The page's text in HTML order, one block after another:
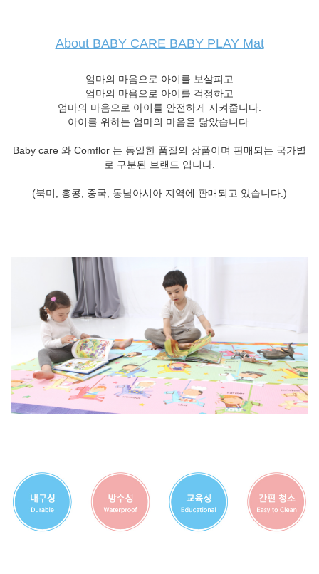
About BABY CARE BABY PLAY Mat
엄마의 마음으로 아이를 보살피고
엄마의 마음으로 아이를 걱정하고
엄마의 마음으로 아이를 안전하게 지켜줍니다.
아이를 위하는 엄마의 마음을 닮았습니다.
Baby care 와 Comflor 는 동일한 품질의 상품이며 판매되는 국가별
로 구분된 브랜드 입니다.
(북미, 홍콩, 중국, 동남아시아 지역에 판매되고 있습니다.)